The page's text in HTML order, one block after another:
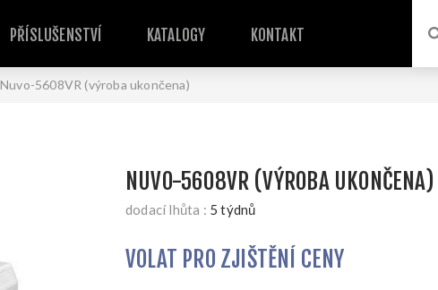
PŘÍSLUŠENSTVÍ KATALOGY KONTAKT
Nuvo-5608VR (výroba ukončena)
NUVO-5608VR (VÝROBA UKONČENA)
dodací lhůta : 5 týdnů
VOLAT PRO ZJIŠTĚNÍ CENY